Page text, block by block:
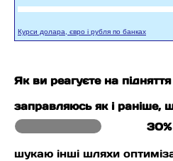
Курси долара, євро і рубля по банках
Як ви реагуєте на
заправляюсь як і раніше,
30%
шукаю інші шляхи